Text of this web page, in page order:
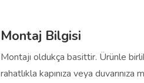
Montaj Bilgisi
Montajı oldukça basittir. Ürünle
rahatlıkla kapınıza veya